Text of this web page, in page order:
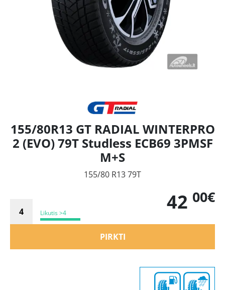
155/80R13 GT RADIAL WINTERPRO
2 (EVO) 79T Studless ECB69 3PMSF
M+S
155/80 R13 79T
Likutis >4 42 00€
PIRKTI